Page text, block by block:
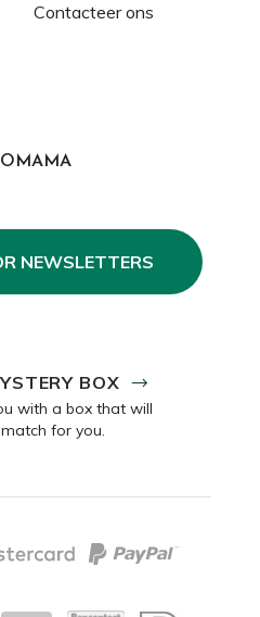
Contacteer ons
NEWSLETTERS
BOX
with a box that will
for you.